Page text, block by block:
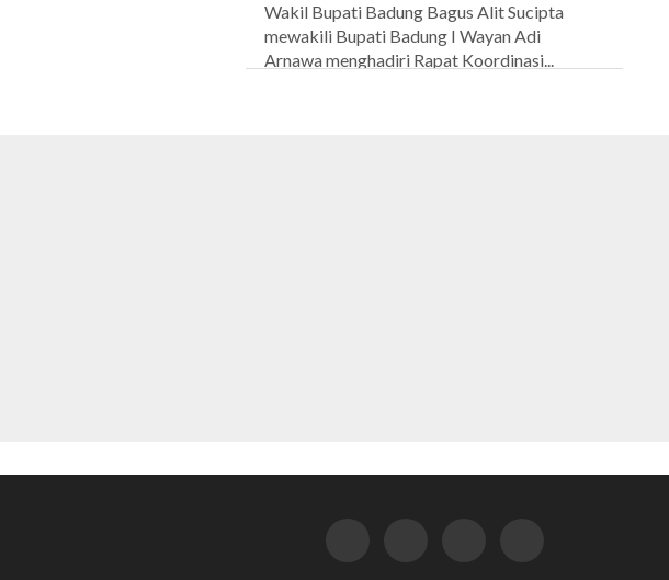
Wakil Bupati Badung Bagus Alit Sucipta
mewakili Bupati Badung I Wayan Adi
Arnawa menghadiri Rapat Koordinasi...